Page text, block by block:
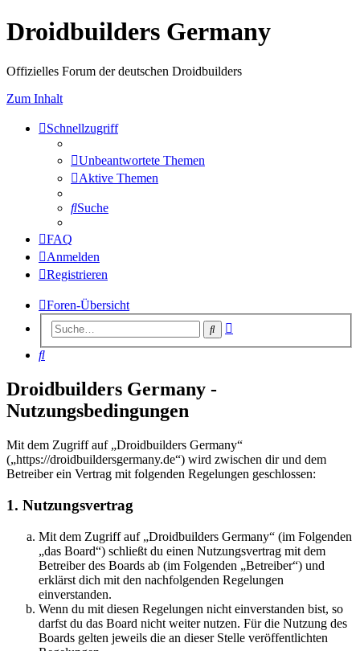
Droidbuilders Germany
Offizielles Forum der deutschen Droidbuilders
Zum Inhalt
Schnellzugriff
Unbeantwortete Themen
Aktive Themen
Suche
FAQ
Anmelden
Registrieren
Foren-Übersicht
Suche
Suche
Droidbuilders Germany -
Nutzungsbedingungen
Mit dem Zugriff auf „Droidbuilders Germany“
(„https://droidbuildersgermany.de“) wird zwischen dir und dem
Betreiber ein Vertrag mit folgenden Regelungen geschlossen:
1. Nutzungsvertrag
Mit dem Zugriff auf „Droidbuilders Germany“ (im Folgenden
„das Board“) schließt du einen Nutzungsvertrag mit dem
Betreiber des Boards ab (im Folgenden „Betreiber“) und
erklärst dich mit den nachfolgenden Regelungen
einverstanden.
Wenn du mit diesen Regelungen nicht einverstanden bist, so
darfst du das Board nicht weiter nutzen. Für die Nutzung des
Boards gelten jeweils die an dieser Stelle veröffentlichten